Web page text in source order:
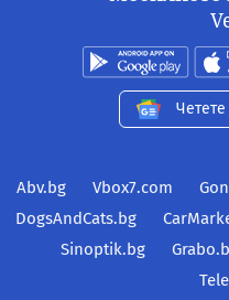
Abv.bg Vbox7.com
DogsAndCats.bg
Sinoptik.bg